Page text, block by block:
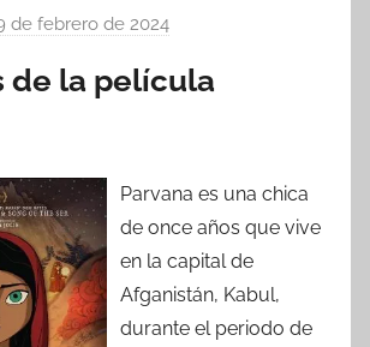
de febrero de 2024
r
de la película
Parvana es una chica
de once años que vive
en la capital de
Afganistán, Kabul,
durante el periodo de